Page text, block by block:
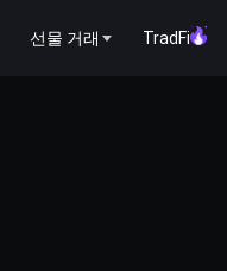
선물 거래 TradFi